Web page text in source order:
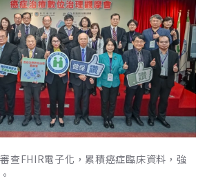
查FHIR電子化，累積癌症臨床資料，強